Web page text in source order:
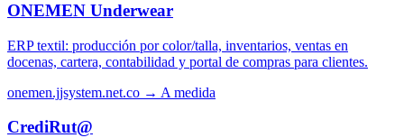
ONEMEN Underwear
ERP textil: producción por color/talla, inventarios, ventas en
docenas, cartera, contabilidad y portal de compras para clientes.
onemen.jjsystem.net.co → A medida
CrediRut@